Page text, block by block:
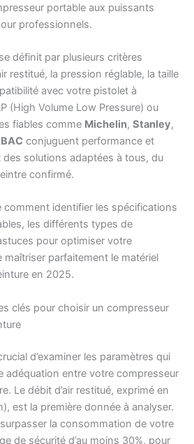
portable aux puissants
professionnels.
définit par plusieurs critères
restitué, la pression réglable, la taille
avec votre pistolet à
(High Volume Low Pressure) ou
fiables comme Michelin, Stanley,
conjuguent performance et
solutions adaptées à tous, du
confirmé.
comment identifier les spécifications
les différents types de
pour optimiser votre
parfaitement le matériel
en 2025.
clés pour choisir un compresseur
d’examiner les paramètres qui
adéquation entre votre compresseur
Le débit d’air restitué, exprimé en
est la première donnée à analyser.
la consommation de votre
de sécurité d’au moins 30%, pour